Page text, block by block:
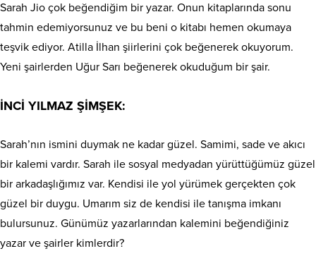
Sarah Jio çok beğendiğim bir yazar. Onun kitaplarında sonu
tahmin edemiyorsunuz ve bu beni o kitabı hemen okumaya
teşvik ediyor. Atilla İlhan şiirlerini çok beğenerek okuyorum.
Yeni şairlerden Uğur Sarı beğenerek okuduğum bir şair.
İNCİ YILMAZ ŞİMŞEK:
Sarah’nın ismini duymak ne kadar güzel. Samimi, sade ve akıcı
bir kalemi vardır. Sarah ile sosyal medyadan yürüttüğümüz güzel
bir arkadaşlığımız var. Kendisi ile yol yürümek gerçekten çok
güzel bir duygu. Umarım siz de kendisi ile tanışma imkanı
bulursunuz. Günümüz yazarlarından kalemini beğendiğiniz
yazar ve şairler kimlerdir?